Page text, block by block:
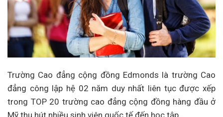
Trường Cao đẳng cộng đồng Edmonds là trường Cao
đẳng công lập hệ 02 năm duy nhất liên tục được xếp
trong TOP 20 trường cao đẳng cộng đồng hàng đầu ở